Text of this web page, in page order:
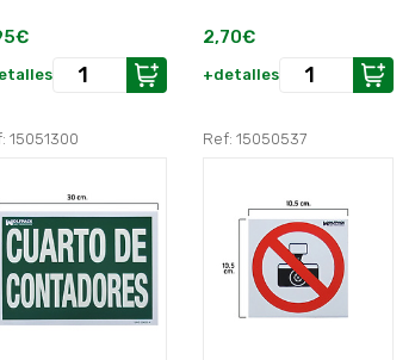
2,70€
+detalles
15051300 Ref: 15050537